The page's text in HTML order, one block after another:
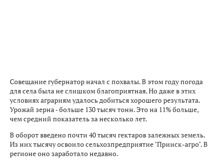
Совещание губернатор начал с похвалы. В этом году погода
для села была не слишком благоприятная. Но даже в этих
условиях аграриям удалось добиться хорошего результата.
Урожай зерна - больше 130 тысяч тонн. Это на 11% больше,
чем средний показатель за несколько лет.
В оборот введено почти 40 тысяч гектаров залежных земель.
Из них тысячу освоило сельхозпредприятие "Прииск-агро". В
регионе оно заработало недавно.